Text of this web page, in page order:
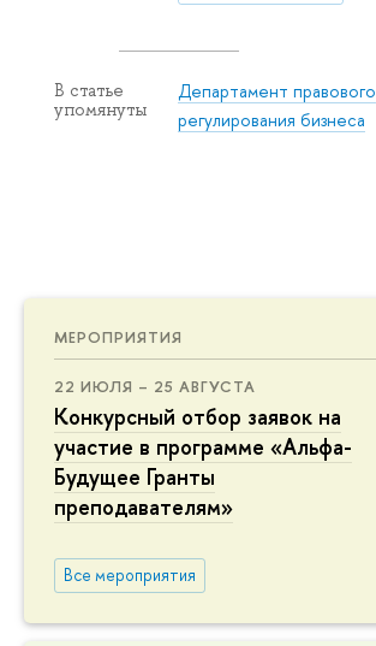
МЕРОПРИЯТИЯ
22 ИЮЛЯ – 25 АВГУСТА
Конкурсный отбор заявок на
участие в программе «Альфа-
Будущее Гранты
преподавателям»
Все мероприятия
В статье
упомянуты
Департамент правового
регулирования бизнеса